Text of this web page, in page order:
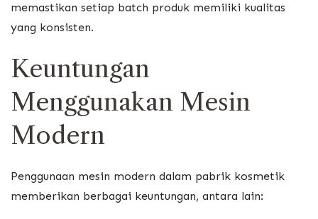
memastikan setiap batch produk memiliki kualitas
yang konsisten.
Keuntungan
Menggunakan Mesin
Modern
Penggunaan mesin modern dalam pabrik kosmetik
memberikan berbagai keuntungan, antara lain: